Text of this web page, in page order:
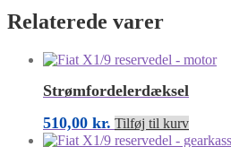
Relaterede varer
Strømfordelerdæksel
510,00 kr. Tilføj til kurv